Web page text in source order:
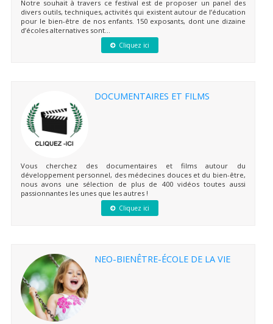
Notre souhait à travers ce festival est de proposer un panel des
divers outils, techniques, activités qui existent autour de l’éducation
pour le bien-être de nos enfants. 150 exposants, dont une dizaine
d’écoles alternatives sont...
Cliquez ici
DOCUMENTAIRES ET FILMS
Vous cherchez des documentaires et films autour du
développement personnel, des médecines douces et du bien-être,
nous avons une sélection de plus de 400 vidéos toutes aussi
passionnantes les unes que les autres !
Cliquez ici
NEO-BIENÊTRE-ÉCOLE DE LA VIE